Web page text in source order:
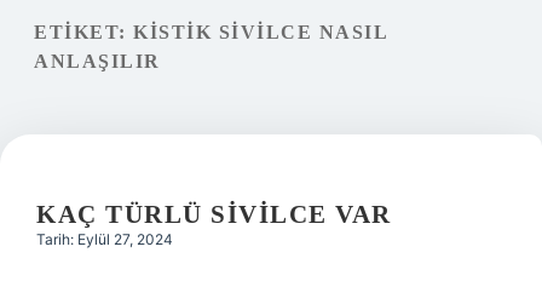
Yasal Uyarı
ETIKET: KISTIK SIVILCE NASIL
ANLAŞILIR
KAÇ TÜRLÜ SIVILCE VAR
Tarih: Eylül 27, 2024